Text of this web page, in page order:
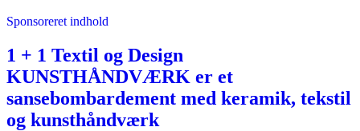
Sponsoreret indhold
1 + 1 Textil og Design
KUNSTHÅNDVÆRK er et
sansebombardement med keramik, tekstil
og kunsthåndværk